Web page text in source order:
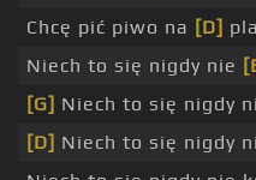
Chcę pić piwo na [D]
Niech to się nigdy nie
[G] Niech to się nigdy
[D] Niech to się nigdy